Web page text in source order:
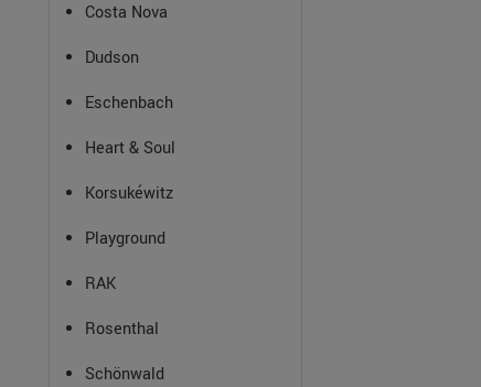
Costa Nova
Dudson
Eschenbach
Heart & Soul
Korsukéwitz
Playground
RAK
Rosenthal
Schönwald